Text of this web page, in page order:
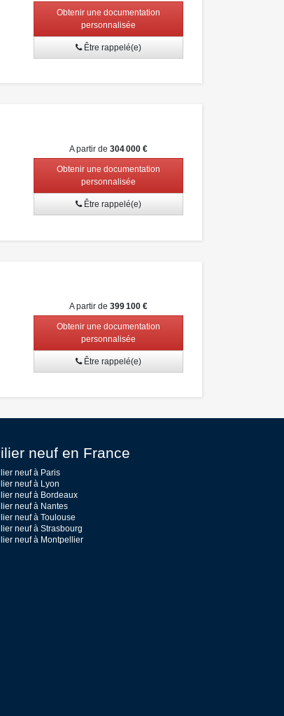
Obtenir une documentation
personnalisée
Être rappelé(e)
A partir de304 000 €
Obtenir une documentation
personnalisée
Être rappelé(e)
A partir de399 100 €
Obtenir une documentation
personnalisée
Être rappelé(e)
neuf en France
neuf à Paris
neuf à Lyon
neuf à Bordeaux
neuf à Nantes
neuf à Toulouse
neuf à Strasbourg
neuf à Montpellier